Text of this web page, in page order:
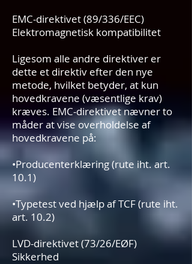
EMC-direktivet (89/336/EEC)
Elektromagnetisk kompatibilitet
Ligesom alle andre direktiver er
dette et direktiv efter den nye
metode, hvilket betyder, at kun
hovedkravene (væsentlige krav)
kræves. EMC-direktivet nævner to
måder at vise overholdelse af
hovedkravene på:
•Producenterklæring (rute iht. art.
10.1)
•Typetest ved hjælp af TCF (rute iht.
art. 10.2)
LVD-direktivet (73/26/EØF)
Sikkerhed